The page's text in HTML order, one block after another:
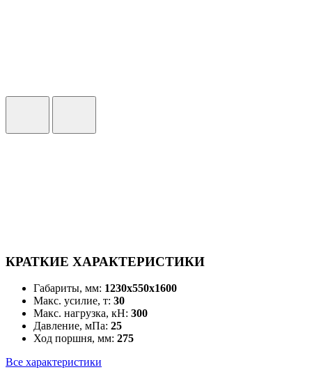
КРАТКИЕ ХАРАКТЕРИСТИКИ
Габариты, мм: 1230x550x1600
Макс. усилие, т: 30
Макс. нагрузка, кН: 300
Давление, мПа: 25
Ход поршня, мм: 275
Все характеристики